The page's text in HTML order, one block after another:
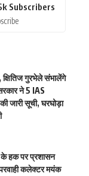
Subscribers
क्षितिज गुरभेले संभालेंगे
ने 5 IAS
जारी सूची, घरघोड़ा
के हक पर प्रशासन
कलेक्टर मयंक